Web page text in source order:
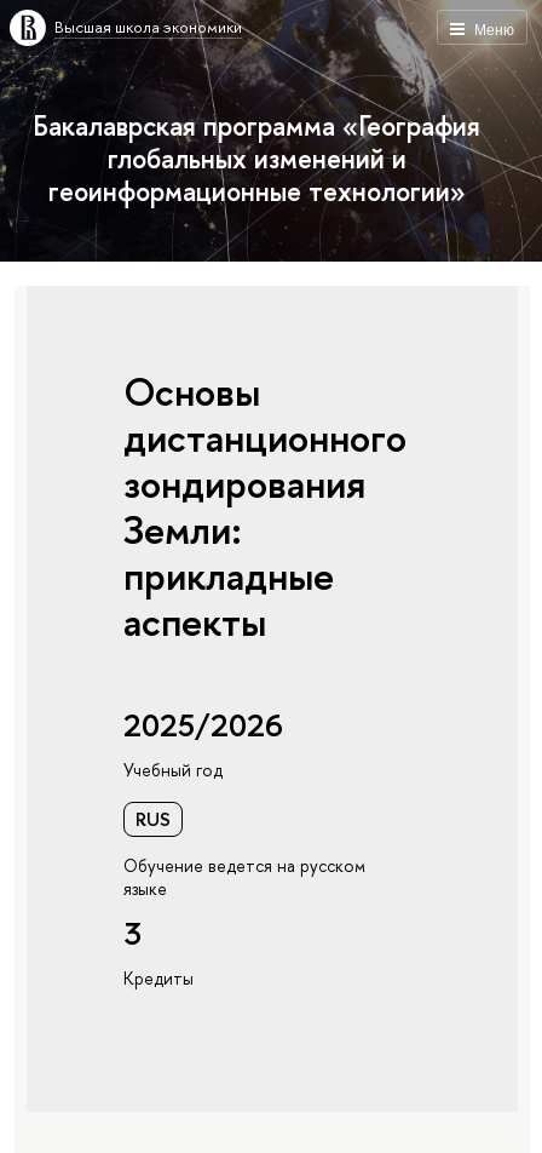
Меню
Высшая школа экономики
Бакалаврская программа «География
глобальных изменений и
геоинформационные технологии»
Основы
дистанционного
зондирования
Земли:
прикладные
аспекты
2025/2026
Учебный год
RUS
Обучение ведется на русском
языке
3
Кредиты